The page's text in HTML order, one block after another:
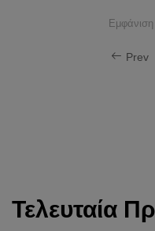
Εμφάνιση
Prev
Τελευταία